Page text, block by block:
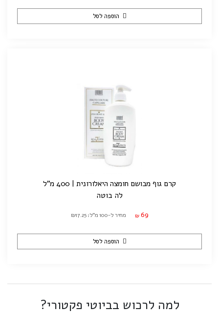
הוספה לסל
קרם גוף מבושם חומצה היאלורונית | 400 מ"ל
לה בוטה
₪ 69 מחיר ל-100 מ"ל: ₪17.25
הוספה לסל
למה לרכוש בביוטי פקטורי?